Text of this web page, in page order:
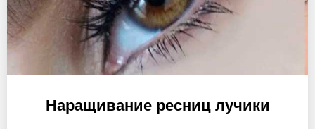
Наращивание ресниц лучики